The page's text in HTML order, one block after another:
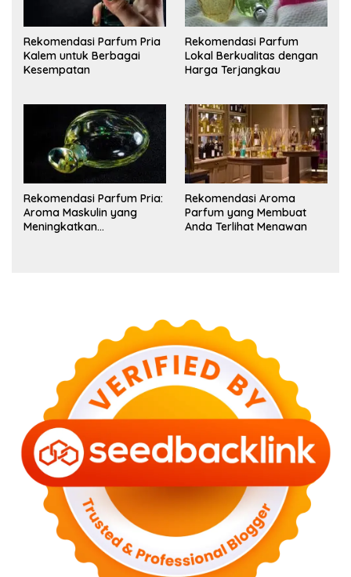
Rekomendasi Parfum Pria
Kalem untuk Berbagai
Kesempatan
Rekomendasi Parfum
Lokal Berkualitas dengan
Harga Terjangkau
Rekomendasi Parfum Pria:
Aroma Maskulin yang
Meningkatkan
Rekomendasi Aroma
Parfum yang Membuat
Anda Terlihat Menawan